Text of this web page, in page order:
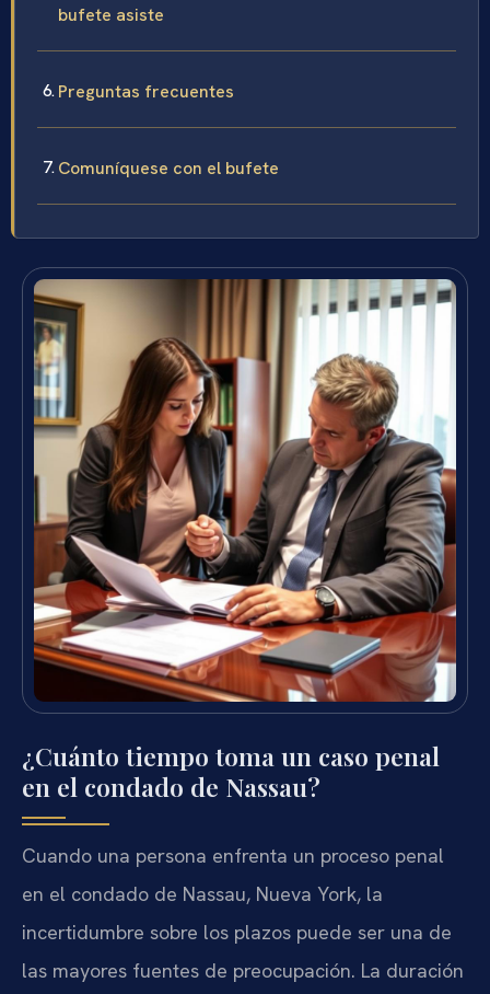
bufete asiste
Preguntas frecuentes
Comuníquese con el bufete
¿Cuánto tiempo toma un caso penal
en el condado de Nassau?
Cuando una persona enfrenta un proceso penal
en el condado de Nassau, Nueva York, la
incertidumbre sobre los plazos puede ser una de
las mayores fuentes de preocupación. La duración